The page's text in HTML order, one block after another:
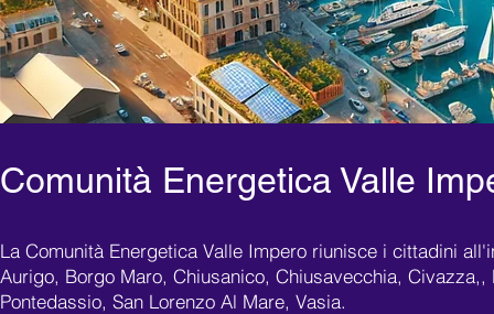
Comunità Energetica Valle
La Comunità Energetica Valle Impero riunisce i cittadini
Aurigo, Borgo Maro, Chiusanico, Chiusavecchia,
Pontedassio, San Lorenzo Al Mare, Vasia.